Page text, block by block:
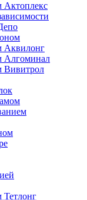
Актоплекс
Аквилонг
Алгоминал
Вивитрол
Тетлонг